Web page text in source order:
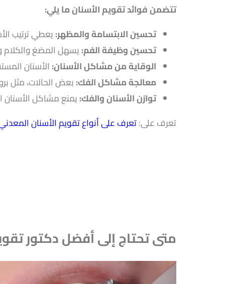
تتضمن فوائد تقويم الأسنان ما يلي:
تحسين الابتسامة والمظهر:يعطي ترتيب
تحسين وظيفة الفم:يسهل المضغ والكلام
الوقاية من مشاكل الأسنان: الأسنان
معالجة مشاكل الفك: بعض الحالات، مثل
توازن الأسنان والفك:يمنع مشاكل الأسنان
تعرف على:تعرف على أنواع تقويم الأسنان
متى تحتاج إلى أفضل دكتور